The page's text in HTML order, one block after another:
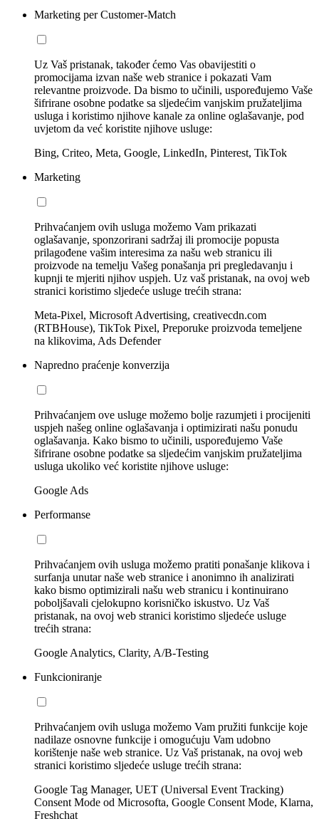
Marketing per Customer-Match
Uz Vaš pristanak, također ćemo Vas obavijestiti o
promocijama izvan naše web stranice i pokazati Vam
relevantne proizvode. Da bismo to učinili, uspoređujemo Vaše
šifrirane osobne podatke sa sljedećim vanjskim pružateljima
usluga i koristimo njihove kanale za online oglašavanje, pod
uvjetom da već koristite njihove usluge:
Bing, Criteo, Meta, Google, LinkedIn, Pinterest, TikTok
Marketing
Prihvaćanjem ovih usluga možemo Vam prikazati
oglašavanje, sponzorirani sadržaj ili promocije popusta
prilagođene vašim interesima za našu web stranicu ili
proizvode na temelju Vašeg ponašanja pri pregledavanju i
kupnji te mjeriti njihov uspjeh. Uz vaš pristanak, na ovoj web
stranici koristimo sljedeće usluge trećih strana:
Meta-Pixel, Microsoft Advertising, creativecdn.com
(RTBHouse), TikTok Pixel, Preporuke proizvoda temeljene
na klikovima, Ads Defender
Napredno praćenje konverzija
Prihvaćanjem ove usluge možemo bolje razumjeti i procijeniti
uspjeh našeg online oglašavanja i optimizirati našu ponudu
oglašavanja. Kako bismo to učinili, uspoređujemo Vaše
šifrirane osobne podatke sa sljedećim vanjskim pružateljima
usluga ukoliko već koristite njihove usluge:
Google Ads
Performanse
Prihvaćanjem ovih usluga možemo pratiti ponašanje klikova i
surfanja unutar naše web stranice i anonimno ih analizirati
kako bismo optimizirali našu web stranicu i kontinuirano
poboljšavali cjelokupno korisničko iskustvo. Uz Vaš
pristanak, na ovoj web stranici koristimo sljedeće usluge
trećih strana:
Google Analytics, Clarity, A/B-Testing
Funkcioniranje
Prihvaćanjem ovih usluga možemo Vam pružiti funkcije koje
nadilaze osnovne funkcije i omogućuju Vam udobno
korištenje naše web stranice. Uz Vaš pristanak, na ovoj web
stranici koristimo sljedeće usluge trećih strana:
Google Tag Manager, UET (Universal Event Tracking)
Consent Mode od Microsofta, Google Consent Mode, Klarna,
Freshchat